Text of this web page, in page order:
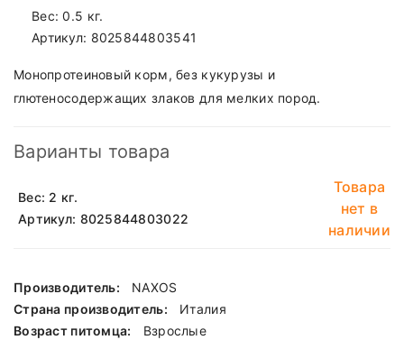
Вес: 0.5 кг.
Артикул: 8025844803541
Монопротеиновый корм, без кукурузы и
глютеносодержащих злаков для мелких пород.
Варианты товара
Вес: 2 кг.
Артикул: 8025844803022
Товара
нет в
наличии
Производитель:
NAXOS
Страна производитель:
Италия
Возраст питомца:
Взрослые